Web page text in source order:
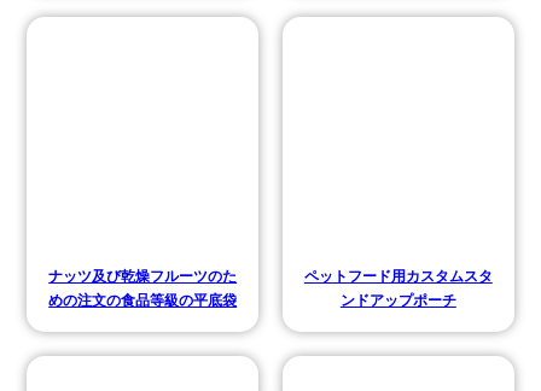
ナッツ及び乾燥フルーツのた
めの注文の食品等級の平底袋
ペットフード用カスタムスタ
ンドアップポーチ